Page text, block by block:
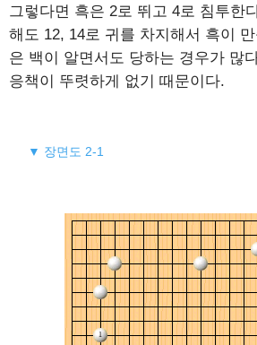
그렇다면 흑은 2로 뛰고 4로 침투한
해도 12, 14로 귀를 차지해서 흑이
은 백이 알면서도 당하는 경우가 많
응책이 뚜렷하게 없기 때문이다.
▼ 장면도 2-1